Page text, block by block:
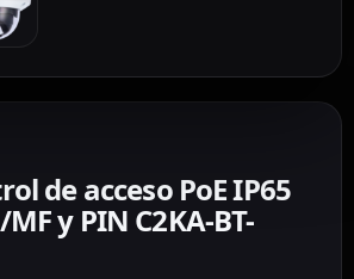
de acceso PoE IP65
y PIN C2KA-BT-